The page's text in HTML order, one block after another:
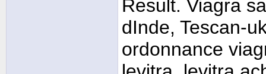
Result. Viagra
dInde, Tescan-
ordonnance